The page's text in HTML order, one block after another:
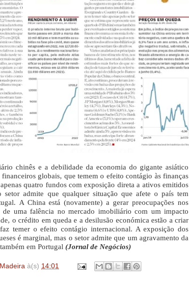
chinês e a debilidade da economia do gigante asiático
financeiros globais, que temem o efeito contágio às finanças
quatro fundos com exposição direta a ativos emitidos
setor admite que qualquer situação que afete o país tem
A China está (novamente) a gerar preocupações nos
de uma falência no mercado imobiliário com um impacto
o crédito em queda e a desilusão económica estão a criar
temer o efeito contágio internacional. A exposição dos
é marginal, mas o setor admite que um agravamento da
em Portugal (Jornal de Negócios)
à(s) 14:01